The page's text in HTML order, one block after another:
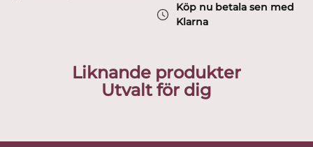
Köp nu betala sen med
Klarna
Liknande produkter
Utvalt för dig